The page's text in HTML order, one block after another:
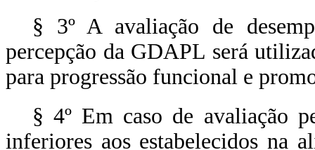
§ 3º A avaliação de
percepção da GDAPL será
para progressão funcional e
§ 4º Em caso de avaliação
inferiores aos estabelecidos na